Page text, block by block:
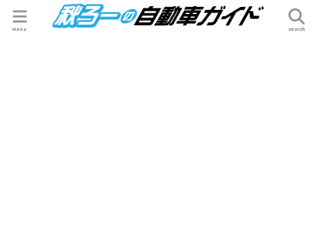
search
menu